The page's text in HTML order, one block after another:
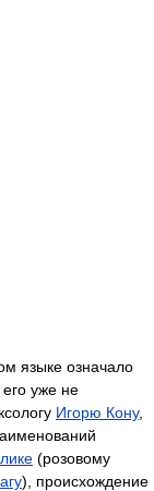
языке означало
уже не
Игорю Кону,
(розовому
), происхождение